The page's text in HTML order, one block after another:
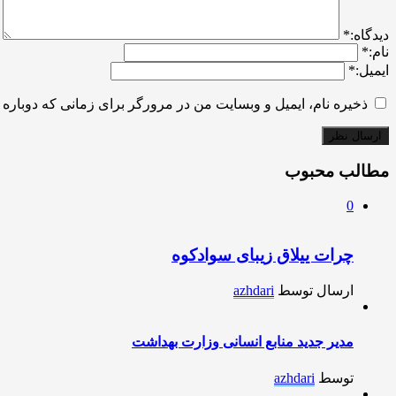
ديدگاه:*
نام:*
ایمیل:*
ذخیره نام، ایمیل و وبسایت من در مرورگر برای زمانی که
مطالب محبوب
0
چرات ییلاق زیبای سوادکوه
ارسال توسط azhdari
مدیر جدید منابع انسانی وزارت بهداشت
توسط azhdari